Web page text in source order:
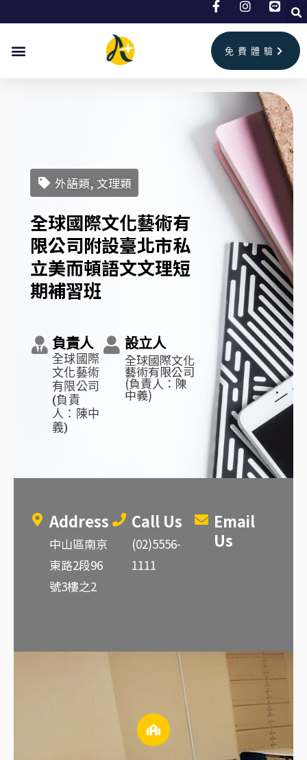
免費體驗
外語類, 文理類
全球國際文化藝術有
限公司附設臺北市私
立美而頓語文文理短
期補習班
負責人
全球國際
文化藝術
有限公司
(負責
人：陳中
義)
設立人
全球國際文化
藝術有限公司
(負責人：陳
中義)
Address
中山區南京
東路2段96
號3樓之2
Call Us
(02)5556-
1111
Email
Us